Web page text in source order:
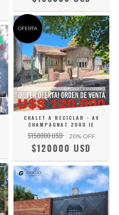
OFERTA
CHALET A RECICLAR - AV
CHAMPAGNAT 2000 IE
$150000 USD 20% OFF
$120000 USD